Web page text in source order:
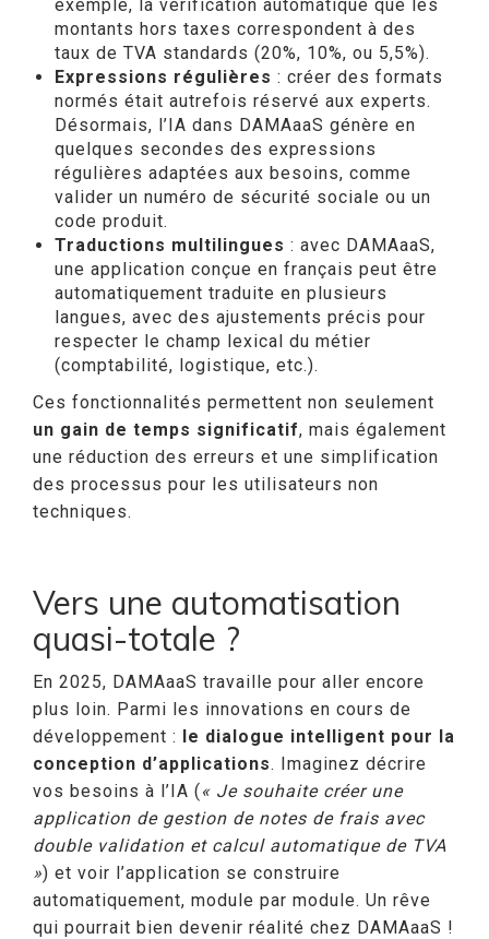
exemple, la vérification automatique que les
montants hors taxes correspondent à des
taux de TVA standards (20%, 10%, ou 5,5%).
Expressions régulières : créer des formats
normés était autrefois réservé aux experts.
Désormais, l’IA dans DAMAaaS génère en
quelques secondes des expressions
régulières adaptées aux besoins, comme
valider un numéro de sécurité sociale ou un
code produit.
Traductions multilingues : avec DAMAaaS,
une application conçue en français peut être
automatiquement traduite en plusieurs
langues, avec des ajustements précis pour
respecter le champ lexical du métier
(comptabilité, logistique, etc.).
Ces fonctionnalités permettent non seulement
un gain de temps significatif, mais également
une réduction des erreurs et une simplification
des processus pour les utilisateurs non
techniques.
Vers une automatisation
quasi-totale ?
En 2025, DAMAaaS travaille pour aller encore
plus loin. Parmi les innovations en cours de
développement : le dialogue intelligent pour la
conception d’applications. Imaginez décrire
vos besoins à l’IA (« Je souhaite créer une
application de gestion de notes de frais avec
double validation et calcul automatique de TVA
») et voir l’application se construire
automatiquement, module par module. Un rêve
qui pourrait bien devenir réalité chez DAMAaaS !